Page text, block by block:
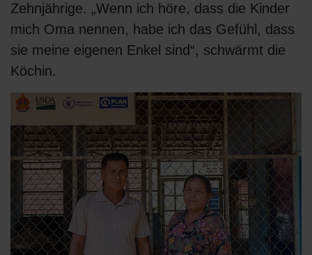
Zehnjährige. „Wenn ich höre, dass die Kinder
mich Oma nennen, habe ich das Gefühl, dass
sie meine eigenen Enkel sind“, schwärmt die
Köchin.